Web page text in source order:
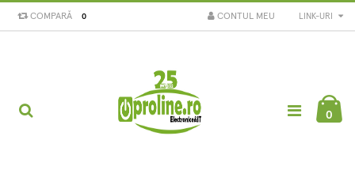
COMPARĂ 0 LINK-URI
CONTUL MEU
0